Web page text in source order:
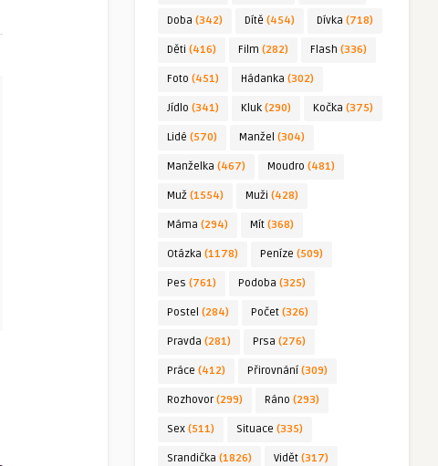
Doba (342) Dítě (454) Dívka (718)
Děti (416) Film (282) Flash (336)
Foto (451) Hádanka (302)
Jídlo (341) Kluk (290) Kočka (375)
Lidé (570) Manžel (304)
Manželka (467) Moudro (481)
Muž (1554) Muži (428)
Máma (294) Mít (368)
Otázka (1178) Peníze (509)
Pes (761) Podoba (325)
Postel (284) Počet (326)
Pravda (281) Prsa (276)
Práce (412) Přirovnání (309)
Rozhovor(299) Ráno (293)
Sex (511) Situace (335)
Srandička (1826) Vidět (317)